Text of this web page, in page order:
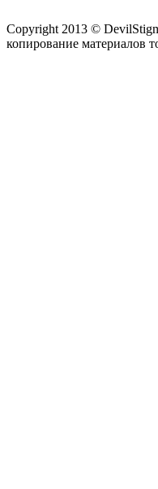
Copyright 2013 ©
копирование материалов